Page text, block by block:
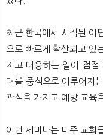
최근 한국에서 시작된 이
으로 빠르게 확산되고 있
지고 대응하는 일이 점점
대를 중심으로 이루어지
관심을 가지고 예방 교육
이번 세미나는 미주 교회